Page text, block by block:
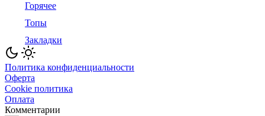
Горячее
Топы
Закладки
Политика конфиденциальности
Оферта
Cookie политика
Оплата
Комментарии